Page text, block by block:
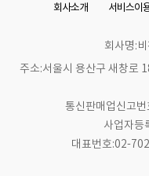
회사소개 서비스이
회사명:
주소:서울시 용산구 새창로
통신판매업신고
사업자등
대표번호:02-